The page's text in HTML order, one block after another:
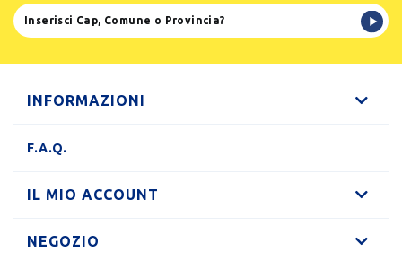
INFORMAZIONI
F.A.Q.
IL MIO ACCOUNT
NEGOZIO